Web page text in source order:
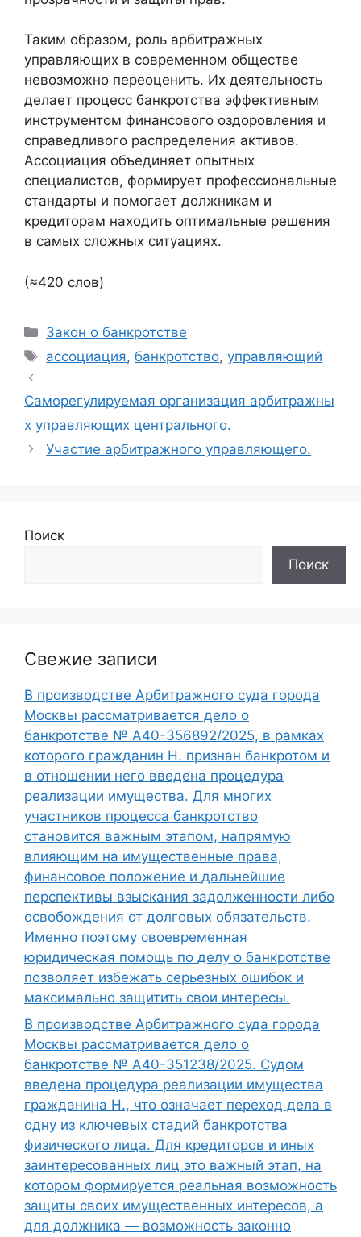
Таким образом, роль арбитражных
управляющих в современном обществе
невозможно переоценить. Их деятельность
делает процесс банкротства эффективным
инструментом финансового оздоровления и
справедливого распределения активов.
Ассоциация объединяет опытных
специалистов, формирует профессиональные
стандарты и помогает должникам и
кредиторам находить оптимальные решения
в самых сложных ситуациях.
(≈420 слов)
Рубрики
Закон о банкротстве
Метки
ассоциация,банкротство,управляющий
Саморегулируемая организация арбитражны
х управляющих центрального.
Участие арбитражного управляющего.
Поиск
Поиск
Свежие записи
В производстве Арбитражного суда города
Москвы рассматривается дело о
банкротстве № А40-356892/2025, в рамках
которого гражданин Н. признан банкротом и
в отношении него введена процедура
реализации имущества. Для многих
участников процесса банкротство
становится важным этапом, напрямую
влияющим на имущественные права,
финансовое положение и дальнейшие
перспективы взыскания задолженности либо
освобождения от долговых обязательств.
Именно поэтому своевременная
юридическая помощь по делу о банкротстве
позволяет избежать серьезных ошибок и
максимально защитить свои интересы.
В производстве Арбитражного суда города
Москвы рассматривается дело о
банкротстве № А40-351238/2025. Судом
введена процедура реализации имущества
гражданина Н., что означает переход дела в
одну из ключевых стадий банкротства
физического лица. Для кредиторов и иных
заинтересованных лиц это важный этап, на
котором формируется реальная возможность
защиты своих имущественных интересов, а
для должника — возможность законно